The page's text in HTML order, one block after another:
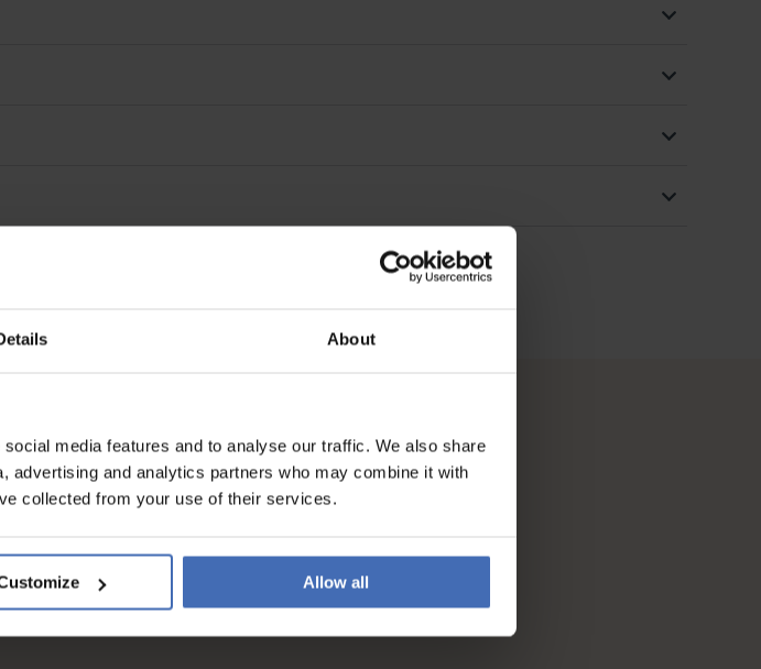
About
media features and to analyse our traffic. We also share
advertising and analytics partners who may combine it with
collected from your use of their services.
Allow all
et paiement
(jusqu’à CHF
)
info